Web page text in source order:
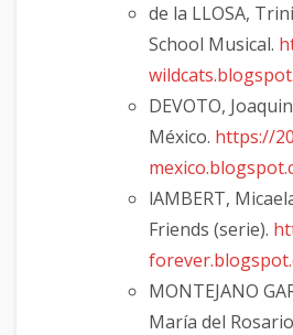
de la LLOSA,
School Musical.
DEVOTO,
México. https://
lAMBERT,
Friends (serie).
MONTEJANO
María del